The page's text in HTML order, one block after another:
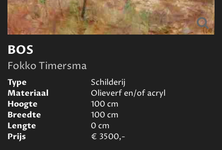
BOS
Fokko Timersma
Type
Schilderij
Materiaal
Olieverf en/of acryl
Hoogte
100cm
Breedte
100cm
Lengte
0cm
Prijs
€ 3500,-